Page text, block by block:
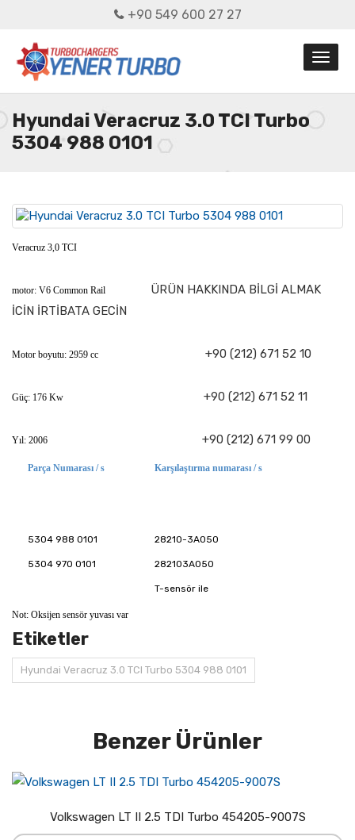
+90 549 600 27 27
Hyundai Veracruz 3.0 TCI Turbo
5304 988 0101
Veracruz 3,0 TCI
motor: V6 Common Rail ÜRÜN HAKKINDA BİLGİ ALMAK
İCİN İRTİBATA GECİN
Motor boyutu: 2959 cc +90 (212) 671 52 10
Güç: 176 Kw +90 (212) 671 52 11
Yıl: 2006 +90 (212) 671 99 00
Parça Numarası / s
5304 988 0101
5304 970 0101
Karşılaştırma numarası / s
28210-3A050
282103A050
T-sensör ile
Not: Oksijen sensör yuvası var
Etiketler
Hyundai Veracruz 3.0 TCI Turbo 5304 988 0101
Benzer Ürünler
Volkswagen LT II 2.5 TDI Turbo 454205-9007S